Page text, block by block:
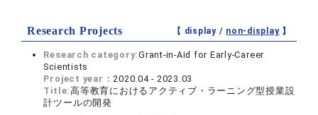
Research Projects 【 display / non-display】
Research category:Grant-in-Aid for Early-Career
Scientists
Project year： 2020.04 - 2023.03
Title:高等教育におけるアクティブ・ラーニング型授業設
計ツールの開発